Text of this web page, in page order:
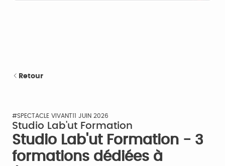
Retour
#SPECTACLE VIVANT11 JUIN 2026
Studio Lab'ut Formation
Studio Lab'ut Formation - 3
formations dédiées à